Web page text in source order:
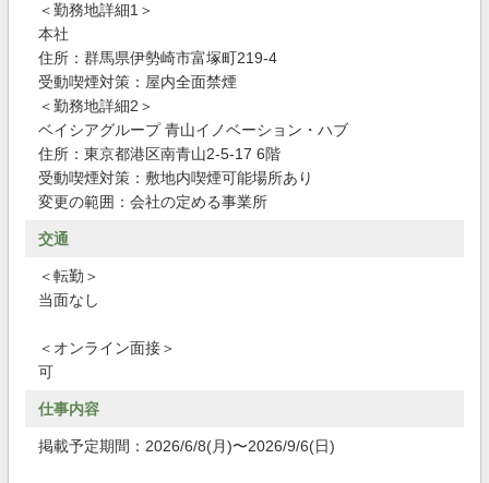
＜勤務地詳細1＞
本社
住所：群馬県伊勢崎市富塚町219-4
受動喫煙対策：屋内全面禁煙
＜勤務地詳細2＞
ベイシアグループ 青山イノベーション・ハブ
住所：東京都港区南青山2-5-17 6階
受動喫煙対策：敷地内喫煙可能場所あり
変更の範囲：会社の定める事業所
交通
＜転勤＞
当面なし
＜オンライン面接＞
可
仕事内容
掲載予定期間：2026/6/8(月)〜2026/9/6(日)